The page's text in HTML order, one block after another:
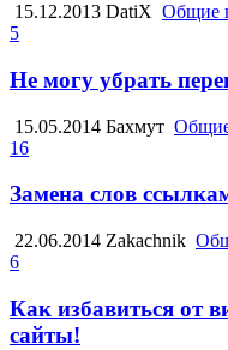
15.12.2013 DatiX Общие
5
Не могу убрать
15.05.2014 Бахмут
16
Замена слов
22.06.2014 Zakachnik
6
Как избавиться от
сайты!